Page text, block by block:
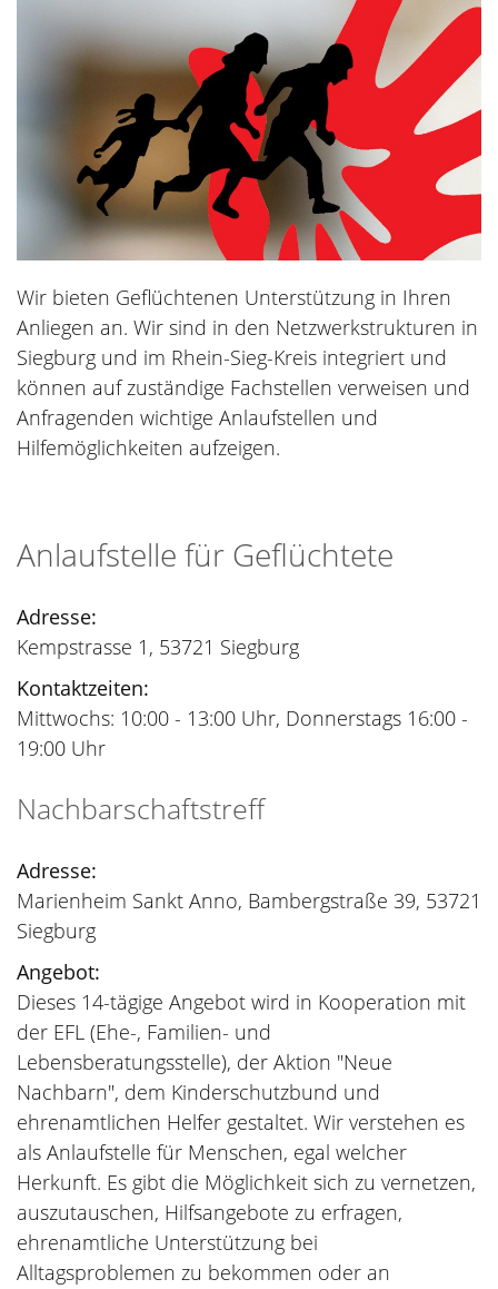
Wir bieten Geflüchtenen Unterstützung in Ihren
Anliegen an. Wir sind in den Netzwerkstrukturen in
Siegburg und im Rhein-Sieg-Kreis integriert und
können auf zuständige Fachstellen verweisen und
Anfragenden wichtige Anlaufstellen und
Hilfemöglichkeiten aufzeigen.
Anlaufstelle für Geflüchtete
Adresse:
Kempstrasse 1, 53721 Siegburg
Kontaktzeiten:
Mittwochs: 10:00 - 13:00 Uhr, Donnerstags 16:00 -
19:00 Uhr
Nachbarschaftstreff
Adresse:
Marienheim Sankt Anno, Bambergstraße 39, 53721
Siegburg
Angebot:
Dieses 14-tägige Angebot wird in Kooperation mit
der EFL (Ehe-, Familien- und
Lebensberatungsstelle), der Aktion "Neue
Nachbarn", dem Kinderschutzbund und
ehrenamtlichen Helfer gestaltet. Wir verstehen es
als Anlaufstelle für Menschen, egal welcher
Herkunft. Es gibt die Möglichkeit sich zu vernetzen,
auszutauschen, Hilfsangebote zu erfragen,
ehrenamtliche Unterstützung bei
Alltagsproblemen zu bekommen oder an